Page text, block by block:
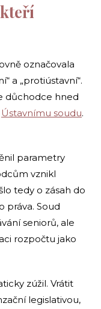
označovala
a „protiústavní“.
důchodce hned
Ústavnímu soudu.
parametry
vznikl
tedy o zásah do
práva. Soud
seniorů, ale
rozpočtu jako
zúžil. Vrátit
legislativou,